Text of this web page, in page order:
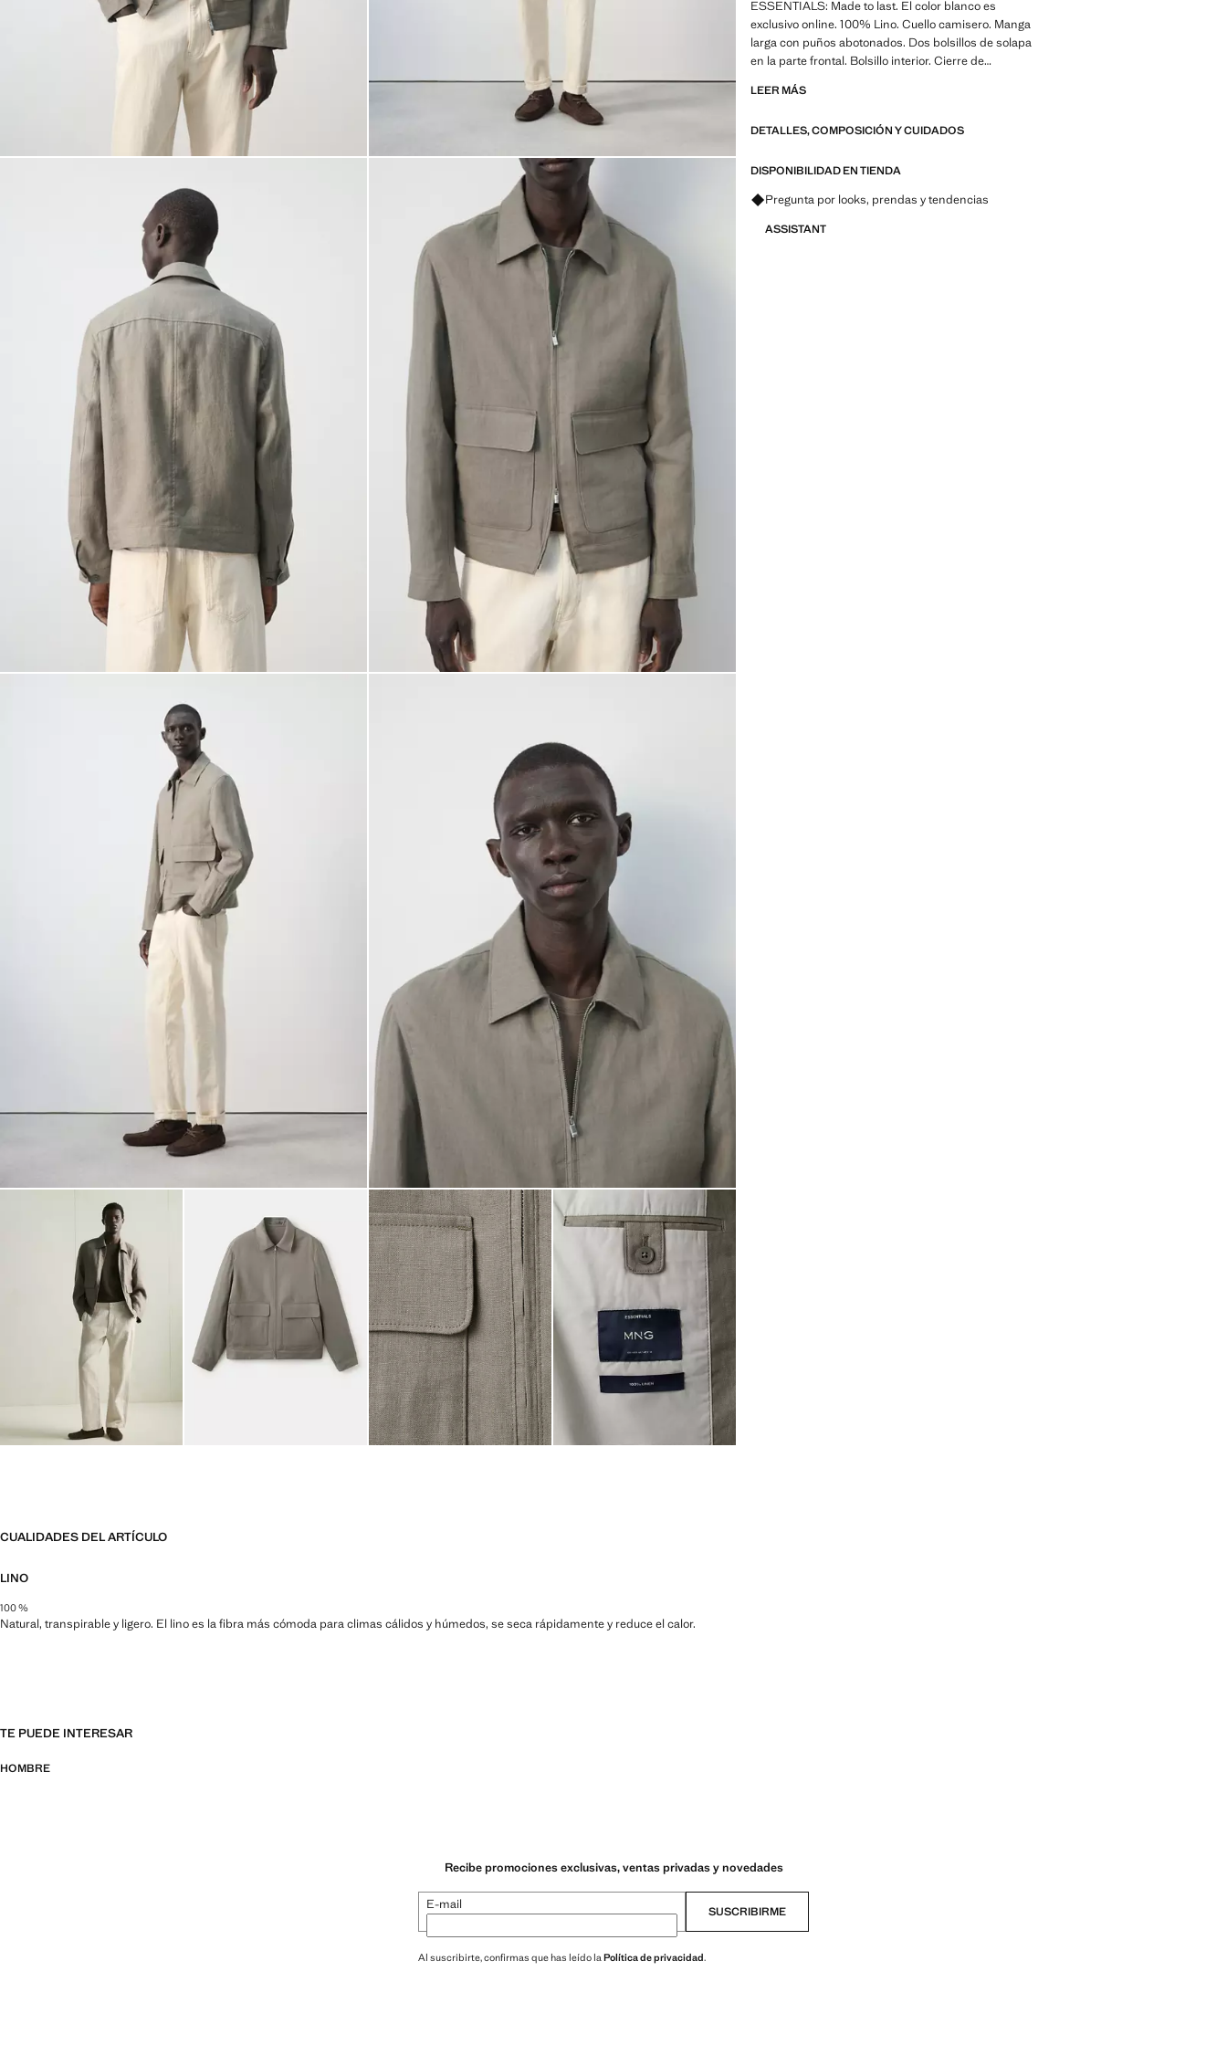
ESSENTIALS: Made to last. El color blanco es
exclusivo online. 100% Lino. Cuello camisero. Manga
larga con puños abotonados. Dos bolsillos de solapa
en la parte frontal. Bolsillo interior. Cierre de
Casper Ruud x Mango. Producto en rebajas
ESSENTIALS: Made to last. Hemos reforzado
pruebas de resistencia a nuestras prendas.
confección, son todavía más durables, versátiles y
atemporales
LEER MÁS
DETALLES, COMPOSICIÓN Y CUIDADOS
DISPONIBILIDAD EN TIENDA
Pregunta por looks, prendas y tendencias
ASSISTANT
CUALIDADES DEL ARTÍCULO
LINO
100 %
Natural, transpirable y ligero. El lino es la fibra más cómoda para climas cálidos y húmedos, se seca rápidamente y reduce el calor.
TE PUEDE INTERESAR
HOMBRE
Recibe promociones exclusivas, ventas privadas y novedades
E-mail SUSCRIBIRME
Al suscribirte, confirmas que has leído la Política de privacidad.